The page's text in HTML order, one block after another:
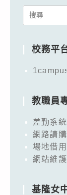
Search
校務平
教職員
差勤系統
網路請
場地借
網站維
基隆女